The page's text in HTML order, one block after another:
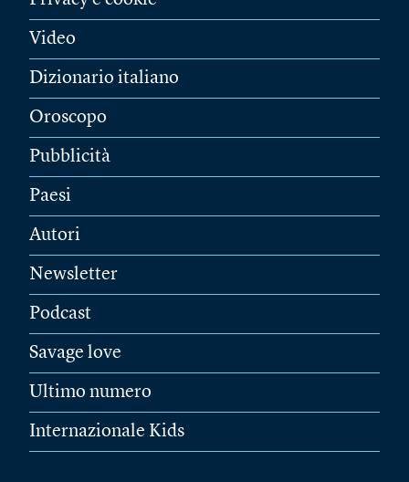
Video
Dizionario italiano
Oroscopo
Pubblicità
Paesi
Autori
Newsletter
Podcast
Savage love
Ultimo numero
Internazionale Kids